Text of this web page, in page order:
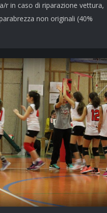
r in caso di riparazione vettura,
non originali (40%